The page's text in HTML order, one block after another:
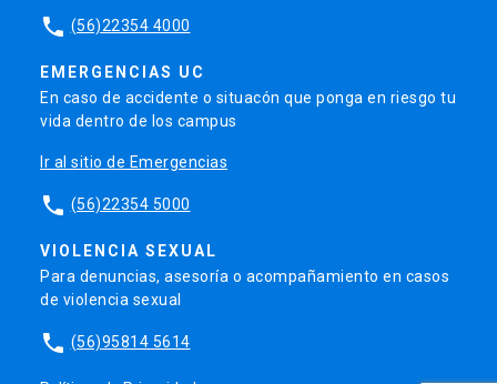
phone (56)22354 4000
EMERGENCIAS UC
En caso de accidente o situacón que ponga en riesgo tu
vida dentro de los campus
Ir al sitio de Emergencias
phone (56)22354 5000
VIOLENCIA SEXUAL
Para denuncias, asesoría o acompañamiento en casos
de violencia sexual
phone (56)95814 5614